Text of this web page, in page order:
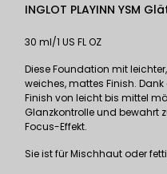
INGLOT PLAYINN YSM
30 ml/1 US FL OZ
Diese Foundation mit
weiches, mattes Finish.
Finish von leicht bis mittel
Glanzkontrolle und bewahrt
Focus-Effekt.
Sie ist für Mischhaut oder